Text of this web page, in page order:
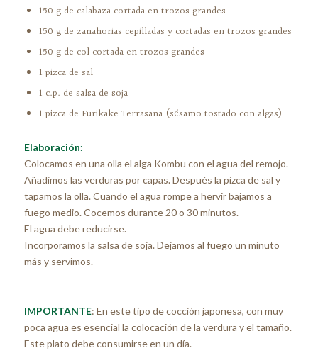
150 g de calabaza cortada en trozos grandes
150 g de zanahorias cepilladas y cortadas en trozos grandes
150 g de col cortada en trozos grandes
1 pizca de sal
1 c.p. de salsa de soja
1 pizca de Furikake Terrasana (sésamo tostado con algas)
Elaboración:
Colocamos en una olla el alga Kombu con el agua del remojo.
Añadimos las verduras por capas. Después la pizca de sal y
tapamos la olla. Cuando el agua rompe a hervir bajamos a
fuego medio. Cocemos durante 20 o 30 minutos.
El agua debe reducirse.
Incorporamos la salsa de soja. Dejamos al fuego un minuto
más y servimos.
IMPORTANTE: En este tipo de cocción japonesa, con muy
poca agua es esencial la colocación de la verdura y el tamaño.
Este plato debe consumirse en un día.